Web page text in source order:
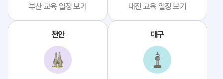
부산 교육 일정 보기 대전 교육 일정 보기
천안 대구